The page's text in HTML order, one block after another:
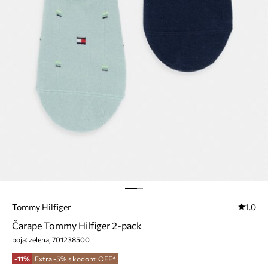
Tommy Hilfiger 1.0
Čarape Tommy Hilfiger 2-pack
boja: zelena, 701238500
-11% Extra -5% s kodom: OFF*